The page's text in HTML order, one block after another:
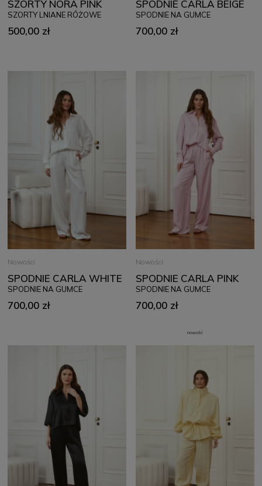
SZORTY NORA PINK
SZORTY LNIANE RÓŻOWE
500,00 zł
SPODNIE CARLA BEIGE
SPODNIE NA GUMCE
700,00 zł
Nowości
SPODNIE CARLA WHITE
SPODNIE NA GUMCE
700,00 zł
Nowości
SPODNIE CARLA PINK
SPODNIE NA GUMCE
700,00 zł
nowość